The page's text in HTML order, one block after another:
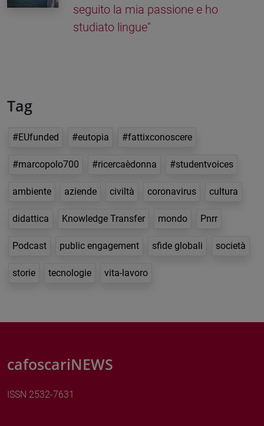
seguito la mia passione e ho
studiato lingue"
Tag
#EUfunded #eutopia #fattixconoscere
#marcopolo700 #ricercaèdonna #studentvoices
ambiente aziende civiltà coronavirus cultura
didattica Knowledge Transfer mondo Pnrr
Podcast public engagement sfide globali società
storie tecnologie vita-lavoro
cafoscariNEWS
ISSN 2532-7631